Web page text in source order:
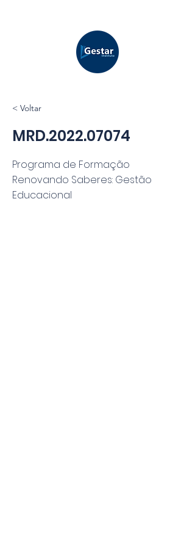
< Voltar
MRD.2022.07074
Programa de Formação
Renovando Saberes: Gestão
Educacional